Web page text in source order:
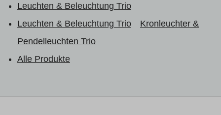
Leuchten & Beleuchtung Trio
Leuchten & Beleuchtung Trio
Kronleuchter &
Pendelleuchten Trio
Alle Produkte